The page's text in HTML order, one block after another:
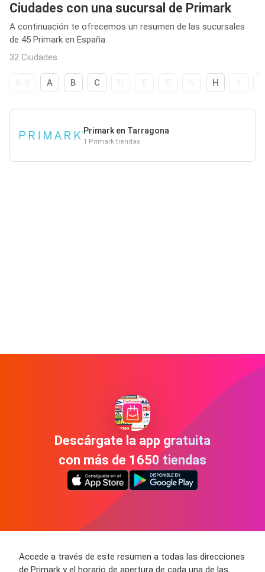
Ciudades con una sucursal de Primark
A continuación te ofrecemos un resumen de las sucursales
de 45 Primark en España.
32 Ciudades
A B C H
Primark en Tarragona
1 Primark tiendas
Descárgate la app gratuita
con más de 1650 tiendas
Accede a través de este resumen a todas las direcciones
de Primark y el horario de apertura de cada una de las